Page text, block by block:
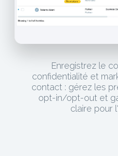
Enregistrez le
confidentialité et
contact : gérez les
opt-in/opt-out et
claire pour